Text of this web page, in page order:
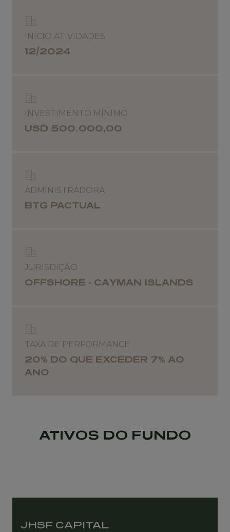
INÍCIO ATIVIDADES
12/2024
INVESTIMENTO MÍNIMO
USD 500.000,00
ADMINISTRADORA
BTG PACTUAL
JURISDIÇÃO
OFFSHORE - CAYMAN ISLANDS
TAXA DE PERFORMANCE
20% DO QUE EXCEDER 7% AO
ANO
ATIVOS DO FUNDO
JHSF CAPITAL